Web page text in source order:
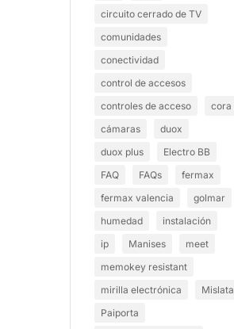
circuito cerrado de TV
comunidades
conectividad
control de accesos
controles de acceso
cora
cámaras
duox
duox plus
Electro BB
FAQ
FAQs
fermax
fermax valencia
golmar
humedad
instalación
ip
Manises
meet
memokey resistant
mirilla electrónica
Mislata
Paiporta